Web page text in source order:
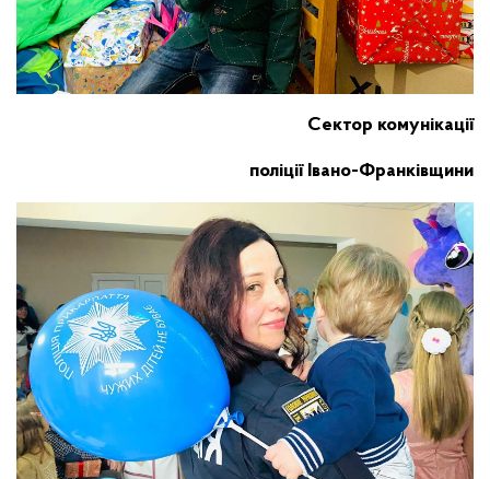
Сектор комунікації
поліції Івано-Франківщини